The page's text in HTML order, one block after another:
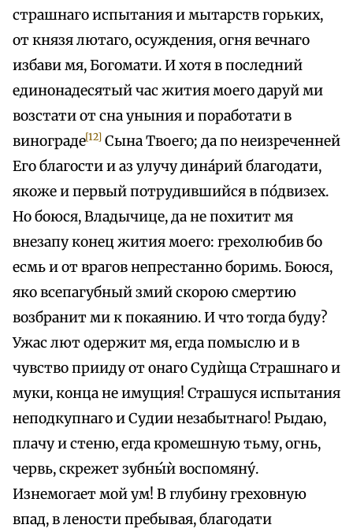
страшнаго испытания и мытарств горьких,
от князя лютаго, осуждения, огня вечнаго
избави мя, Богомати. И хотя в последний
единонадесятый час жития моего даруй ми
возстати от сна уныния и поработати в
винограде[12] Сына Твоего; да по неизреченней
Его благости и аз улучу дина́рий благодати,
якоже и первый потрудившийся в по́двизех.
Но боюся, Владычице, да не похитит мя
внезапу конец жития моего: грехолюбив бо
есмь и от врагов непрестанно боримь. Боюся,
яко всепагубный змий скорою смертию
возбранит ми к покаянию. И что тогда буду?
Ужас лют одержит мя, егда помыслю и в
чувство прииду от онаго Судѝща Страшнаго и
муки, конца не имущия! Страшуся испытания
неподкупнаго и Судии незабытнаго! Рыдаю,
плачу и стеню, егда кромешную тьму, огнь,
червь, скрежет зубны́ѝ воспомяну́.
Изнемогает мой ум! В глубину греховную
впад, в лености пребывая, благодати